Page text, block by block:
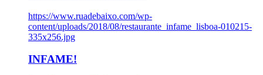
https://www.ruadebaixo.com/wp-
content/uploads/2018/08/restaurante_infame_lisboa-010215-
335x256.jpg
INFAME!